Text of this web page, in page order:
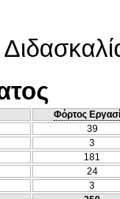
Φόρτος
39
3
181
24
3